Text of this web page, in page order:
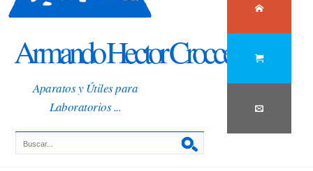
Armando Hector Crocce
Aparatos y Útiles para
Laboratorios ...